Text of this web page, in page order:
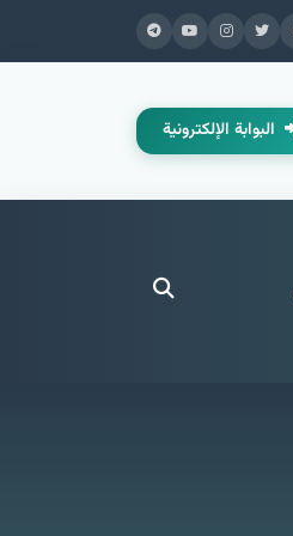
البوابة الإلكترونية